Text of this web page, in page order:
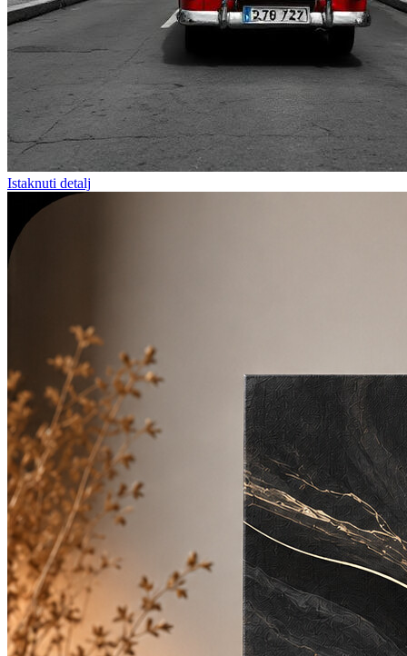
Istaknuti detalj